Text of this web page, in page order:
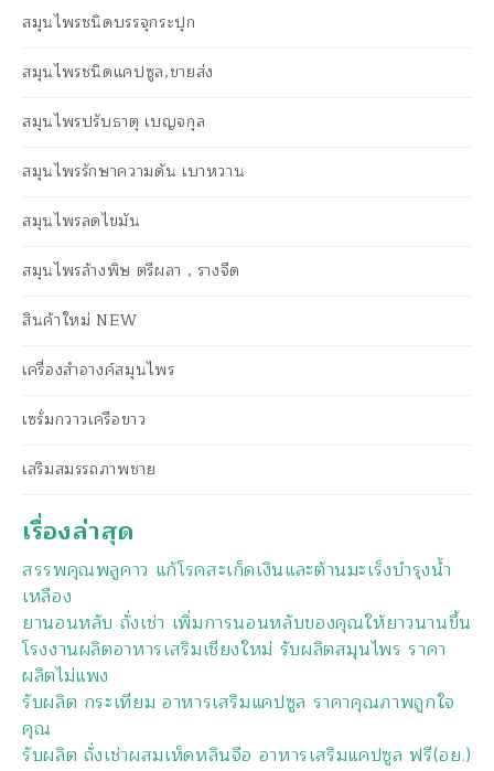
สมุนไพรชนิดบรรจุกระปุก
สมุนไพรชนิดแคปซูล,ขายส่ง
สมุนไพรปรับธาตุ เบญจกุล
สมุนไพรรักษาความดัน เบาหวาน
สมุนไพรลดไขมัน
สมุนไพรล้างพิษ ตรีผลา , รางจืด
สินค้าใหม่ NEW
เครื่องสำอางค์สมุนไพร
เซรั่มกวาวเครือขาว
เสริมสมรรถภาพชาย
เรื่องล่าสุด
สรรพคุณพลูคาว แก้โรคสะเก็ดเงินและต้านมะเร็งบำรุงน้ำ
เหลือง
ยานอนหลับ ถั่งเช่า เพิ่มการนอนหลับของคุณให้ยาวนานขึ้น
โรงงานผลิตอาหารเสริมเชียงใหม่ รับผลิตสมุนไพร ราคา
ผลิตไม่แพง
รับผลิต กระเทียม อาหารเสริมแคปซูล ราคาคุณภาพถูกใจ
คุณ
รับผลิต ถั่งเช่าผสมเห็ดหลินจือ อาหารเสริมแคปซูล ฟรี(อย.)